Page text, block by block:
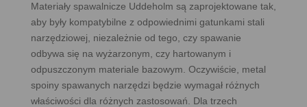
Materiały spawalnicze Uddeholm są zaprojektowane tak,
aby były kompatybilne z odpowiednimi gatunkami stali
narzędziowej, niezależnie od tego, czy spawanie
odbywa się na wyżarzonym, czy hartowanym i
odpuszczonym materiale bazowym. Oczywiście, metal
spoiny spawanych narzędzi będzie wymagał różnych
właściwości dla różnych zastosowań. Dla trzech